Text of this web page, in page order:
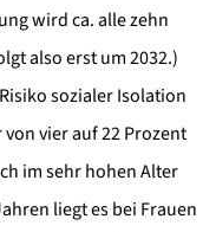
wird ca. alle zehn
also erst um 2032.)
sozialer Isolation
vier auf 22 Prozent
im sehr hohen Alter
liegt es bei Frauen